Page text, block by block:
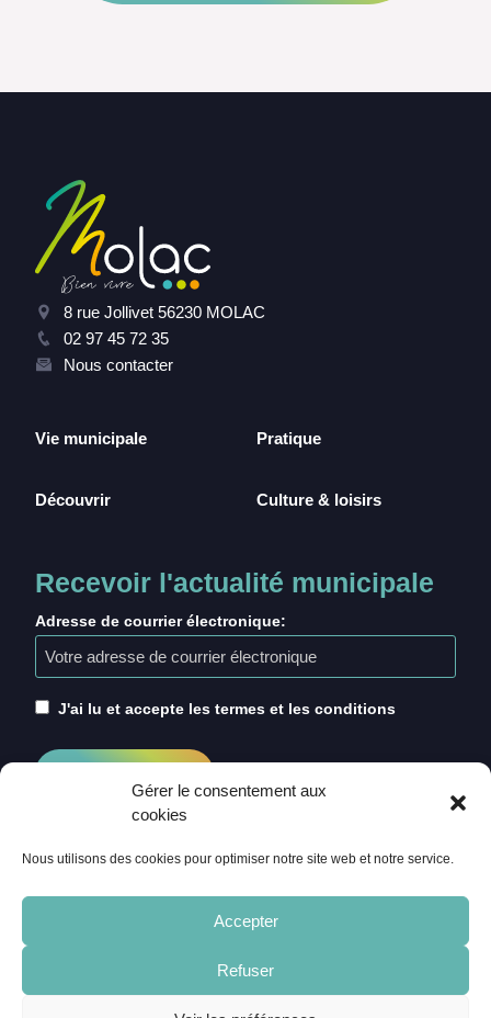
Gérer le consentement aux
cookies
Nous utilisons des cookies pour optimiser notre site web et notre service.
Accepter
Refuser
8 rue Jollivet 56230 MOLAC
02 97 45 72 35
Nous contacter
Vie municipale
Découvrir
Pratique
Culture & loisirs
Recevoir l'actualité municipale
Adresse de courrier électronique:
J'ai lu et accepte les termes et les conditions
CRÉDITS